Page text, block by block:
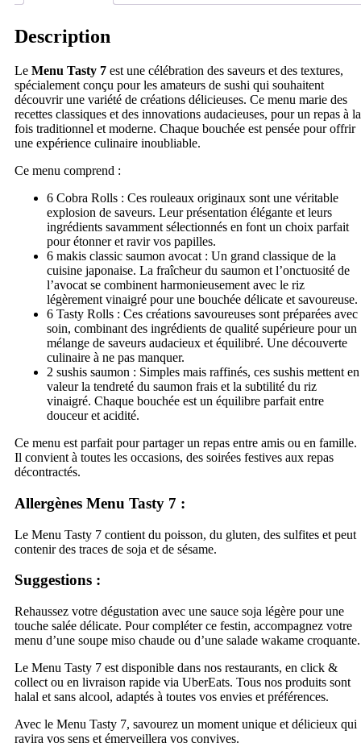
Description
Le Menu Tasty 7 est une célébration des saveurs et des textures,
spécialement conçu pour les amateurs de sushi qui souhaitent
découvrir une variété de créations délicieuses. Ce menu marie des
recettes classiques et des innovations audacieuses, pour un repas à la
fois traditionnel et moderne. Chaque bouchée est pensée pour offrir
une expérience culinaire inoubliable.
Ce menu comprend :
6 Cobra Rolls : Ces rouleaux originaux sont une véritable
explosion de saveurs. Leur présentation élégante et leurs
ingrédients savamment sélectionnés en font un choix parfait
pour étonner et ravir vos papilles.
6 makis classic saumon avocat : Un grand classique de la
cuisine japonaise. La fraîcheur du saumon et l’onctuosité de
l’avocat se combinent harmonieusement avec le riz
légèrement vinaigré pour une bouchée délicate et savoureuse.
6 Tasty Rolls : Ces créations savoureuses sont préparées avec
soin, combinant des ingrédients de qualité supérieure pour un
mélange de saveurs audacieux et équilibré. Une découverte
culinaire à ne pas manquer.
2 sushis saumon : Simples mais raffinés, ces sushis mettent en
valeur la tendreté du saumon frais et la subtilité du riz
vinaigré. Chaque bouchée est un équilibre parfait entre
douceur et acidité.
Ce menu est parfait pour partager un repas entre amis ou en famille.
Il convient à toutes les occasions, des soirées festives aux repas
décontractés.
Allergènes Menu Tasty 7 :
Le Menu Tasty 7 contient du poisson, du gluten, des sulfites et peut
contenir des traces de soja et de sésame.
Suggestions :
Rehaussez votre dégustation avec une sauce soja légère pour une
touche salée délicate. Pour compléter ce festin, accompagnez votre
menu d’une soupe miso chaude ou d’une salade wakame croquante.
Le Menu Tasty 7 est disponible dans nos restaurants, en click &
collect ou en livraison rapide via UberEats. Tous nos produits sont
halal et sans alcool, adaptés à toutes vos envies et préférences.
Avec le Menu Tasty 7, savourez un moment unique et délicieux qui
ravira vos sens et émerveillera vos convives.